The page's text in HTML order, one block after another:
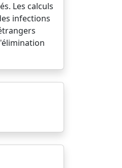
Les calculs
infections